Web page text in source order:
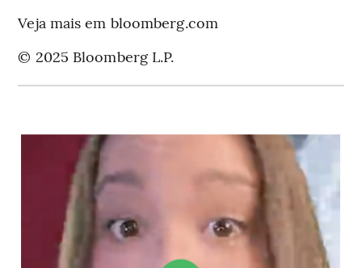
Veja mais em bloomberg.com
© 2025 Bloomberg L.P.